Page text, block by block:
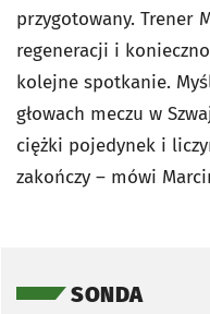
przygotowany. Trener
regeneracji i
kolejne spotkanie.
głowach meczu w
ciężki pojedynek i
zakończy – mówi
SONDA